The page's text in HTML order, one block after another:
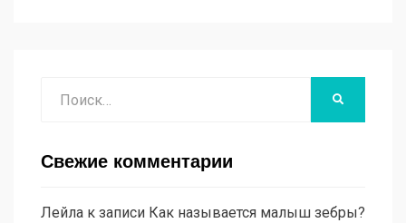
Свежие комментарии
Лейла к записи Как называется малыш зебры?